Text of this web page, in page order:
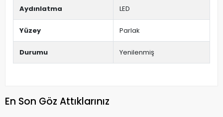
Aydınlatma LED
Yüzey Parlak
Durumu Yenilenmiş
En Son Göz Attıklarınız